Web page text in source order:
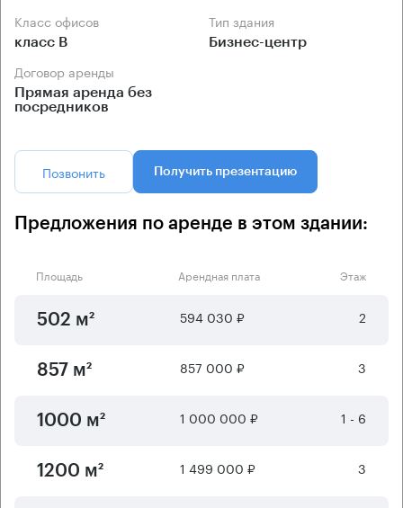
Класс офисов
класс B
Тип здания
Бизнес-центр
Договор аренды
Прямая аренда без
посредников
Позвонить Получить презентацию
Предложения по аренде в этом здании:
Площадь Арендная плата Этаж
502 м² 594 030 ₽ 2
857 м² 857 000 ₽ 3
1000 м² 1 000 000 ₽ 1 - 6
1200 м² 1 499 000 ₽ 3